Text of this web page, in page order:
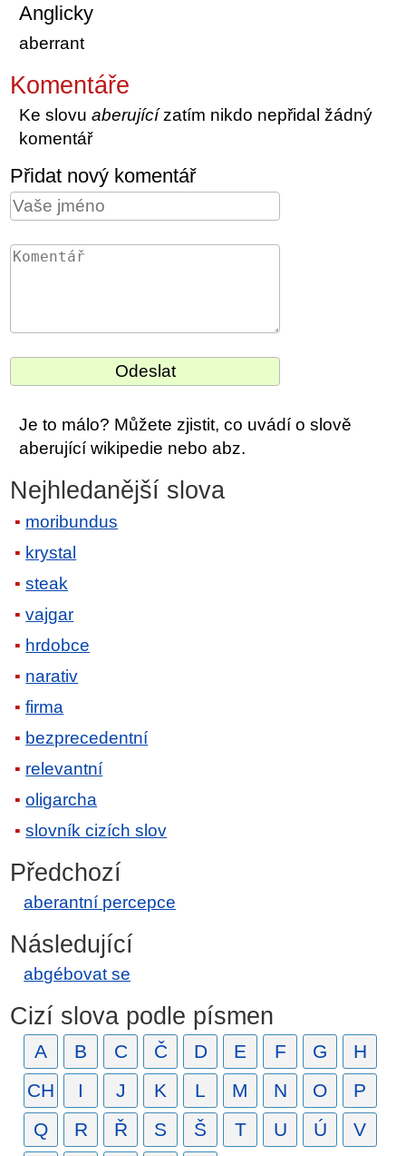
Anglicky
aberrant
Komentáře
Ke slovuaberujícízatím nikdo nepřidal žádný
komentář
Přidat nový komentář
Je to málo? Můžete zjistit, co uvádí o slově
aberující wikipedie nebo abz.
Nejhledanější slova
moribundus
krystal
steak
vajgar
hrdobce
narativ
firma
bezprecedentní
relevantní
oligarcha
slovník cizích slov
Předchozí
aberantní percepce
Následující
abgébovat se
Cizí slova podle písmen
A B C Č D E F G
H
CH
I J K L M N O
P
Q
R Ř S Š T U Ú V